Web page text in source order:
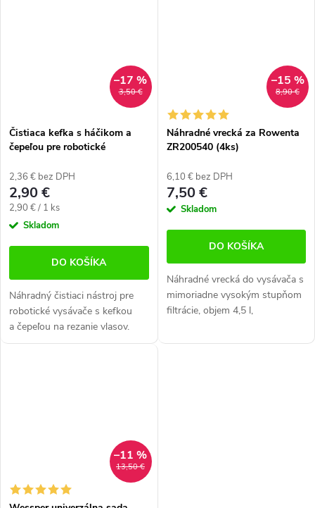
3,50 €
–17 %
Čistiaca kefka s háčikom a
čepeľou pre robotické
2,36 € bez DPH
2,90 €
Jednotková
cena:
2,90 € / 1 ks
Skladom
DO KOŠÍKA
Náhradný čistiaci nástroj pre
robotické vysávače s kefkou
a čepeľou na rezanie vlasov.
Multifunkčný, praktický, ideálny
8,90 €
–15 %
Náhradné vrecká za Rowenta
ZR200540 (4ks)
6,10 € bez DPH
7,50 €
Skladom
DO KOŠÍKA
Náhradné vrecká do vysávača s
mimoriadne vysokým stupňom
filtrácie, objem 4,5 l,
kompatibilné so sáčkovými
13,50 €
–11 %